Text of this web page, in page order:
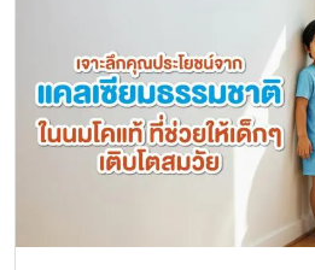
ของ 5 แบรนด์นม UHT รสจืด ยอดนิยมที่
ยาวนาน โดยเราจะเน้นไปที่การมองหา “
ร่างกายเด็กวัยเรียนดูดซึมไปใช้ได้จริง ซึ่
เอกลักษณ์และคุณประโยชน์ที่น่าสนใจแ
แม่ตัดสินใจเลือกนมกล่องที่ตอบโจทย์ควา
แม่นยำที่สุดค่ะ รู้ก่อน…สูงก่อน! เจาะ “ช่
แม่ต้องรีบเก็บเกี่ยว คุณแม่ทราบไหมคะว่
เพิ่มขึ้นในอัตราที่เท่ากันทุกปี? ในโลกขอ
เวลาที่ร่างกายลูกยืดตัวพรวดพราดนี้ว่า